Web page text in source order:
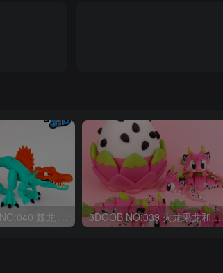
OriginalToys3D NO:040 棘龙 Spinosaurus Remastered 3DGOB NO:039 火龙果龙和龙蛋 DragonFruit_MiniDragon